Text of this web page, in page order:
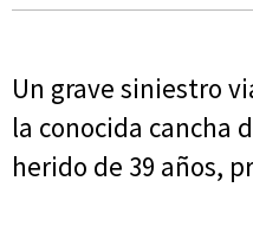
Un grave siniestro
la conocida cancha
herido de 39 años,